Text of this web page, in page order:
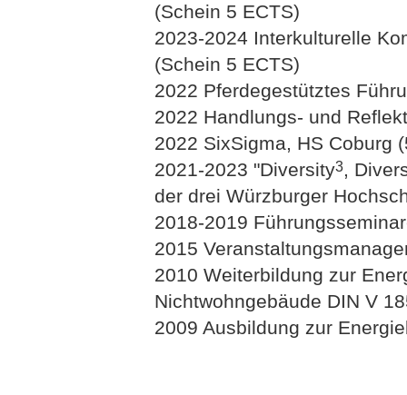
(Schein 5 ECTS)
2023-2024 Interkulturelle
(Schein 5 ECTS)
2022 Pferdegestütztes
2022 Handlungs- und
2022 SixSigma, HS Coburg
2021-2023 "Diversity3,
der drei Würzburger
2018-2019
2015
2010 Weiterbildung zur
Nichtwohngebäude DIN V
2009 Ausbildung zur